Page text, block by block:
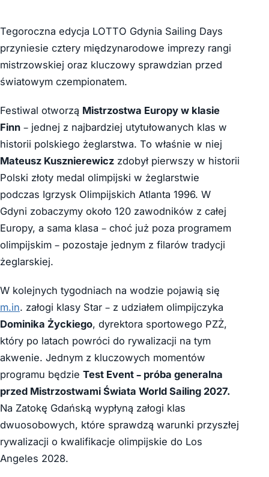
Tegoroczna edycja LOTTO Gdynia Sailing Days
przyniesie cztery międzynarodowe imprezy rangi
mistrzowskiej oraz kluczowy sprawdzian przed
światowym czempionatem.
Festiwal otworzą Mistrzostwa Europy w klasie
Finn – jednej z najbardziej utytułowanych klas w
historii polskiego żeglarstwa. To właśnie w niej
Mateusz Kusznierewicz zdobył pierwszy w historii
Polski złoty medal olimpijski w żeglarstwie
podczas Igrzysk Olimpijskich Atlanta 1996. W
Gdyni zobaczymy około 120 zawodników z całej
Europy, a sama klasa – choć już poza programem
olimpijskim – pozostaje jednym z filarów tradycji
żeglarskiej.
W kolejnych tygodniach na wodzie pojawią się
m.in. załogi klasy Star – z udziałem olimpijczyka
Dominika Życkiego, dyrektora sportowego PZŻ,
który po latach powróci do rywalizacji na tym
akwenie. Jednym z kluczowych momentów
programu będzie Test Event – próba generalna
przed Mistrzostwami Świata World Sailing 2027.
Na Zatokę Gdańską wypłyną załogi klas
dwuosobowych, które sprawdzą warunki przyszłej
rywalizacji o kwalifikacje olimpijskie do Los
Angeles 2028.